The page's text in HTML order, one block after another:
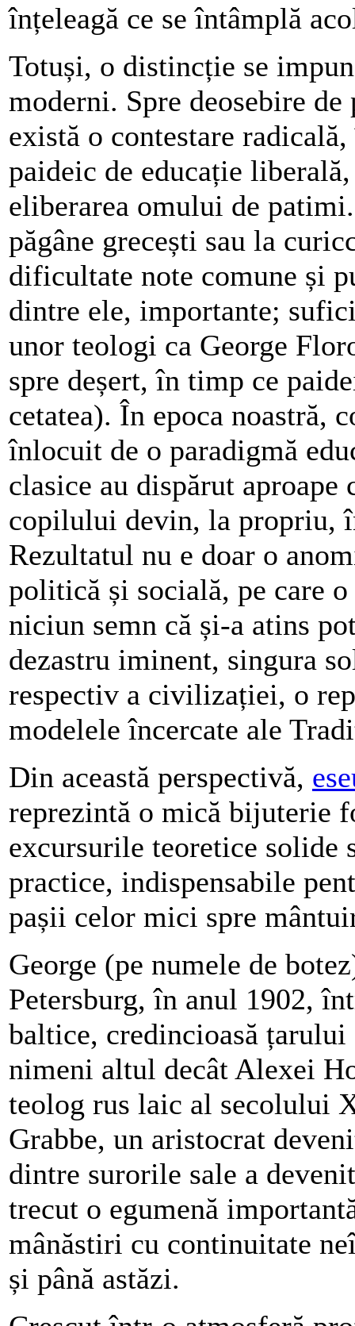
înțeleagă ce se întâmplă
Totuși, o distincție se
moderni. Spre deosebire
există o contestare
paideic de educație
eliberarea omului de
păgâne grecești sau la
dificultate note comune și
dintre ele, importante;
unor teologi ca George
spre deșert, în timp ce
cetatea). În epoca noastră,
înlocuit de o paradigmă
clasice au dispărut
copilului devin, la propriu,
Rezultatul nu e doar o
politică și socială, pe care
niciun semn că și-a atins
dezastru iminent, singura
respectiv a civilizației, o
modelele încercate ale
Din această perspectivă,
reprezintă o mică bijuterie
excursurile teoretice solide
practice, indispensabile
pașii celor mici spre
George (pe numele de
Petersburg, în anul 1902,
baltice, credincioasă
nimeni altul decât Alexei
teolog rus laic al secolului
Grabbe, un aristocrat
dintre surorile sale a
trecut o egumenă
mânăstiri cu continuitate
și până astăzi.